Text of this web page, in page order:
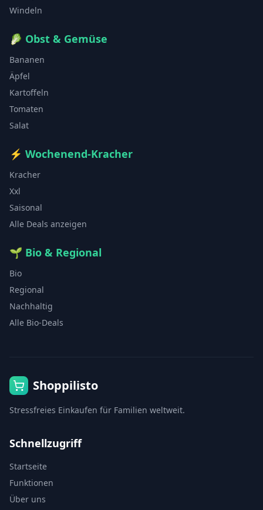
Windeln
🥬 Obst & Gemüse
Bananen
Äpfel
Kartoffeln
Tomaten
Salat
⚡ Wochenend-Kracher
Kracher
Xxl
Saisonal
Alle Deals anzeigen
🌱 Bio & Regional
Bio
Regional
Nachhaltig
Alle Bio-Deals
Shoppilisto
Stressfreies Einkaufen für Familien weltweit.
Schnellzugriff
Startseite
Funktionen
Über uns